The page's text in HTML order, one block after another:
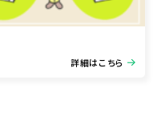
詳細はこちら